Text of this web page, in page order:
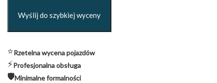
⭐Rzetelna wycena pojazdów
⚡Profesjonalna obsługa
🛡️Minimalne formalności